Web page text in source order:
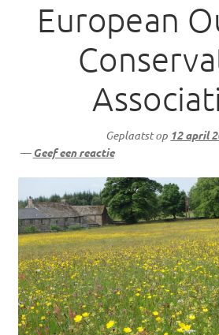
Geplaatst op 12 april
—Geef een reactie
European